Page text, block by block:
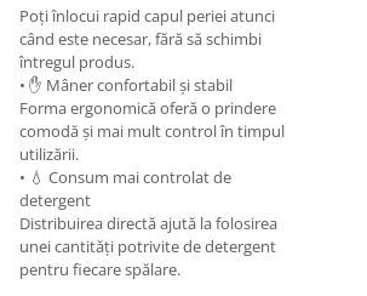
Poți înlocui rapid capul periei atunci
când este necesar, fără să schimbi
întregul produs.
• ✋ Mâner confortabil și stabil
Forma ergonomică oferă o prindere
comodă și mai mult control în timpul
utilizării.
• 💧 Consum mai controlat de
detergent
Distribuirea directă ajută la folosirea
unei cantități potrivite de detergent
pentru fiecare spălare.